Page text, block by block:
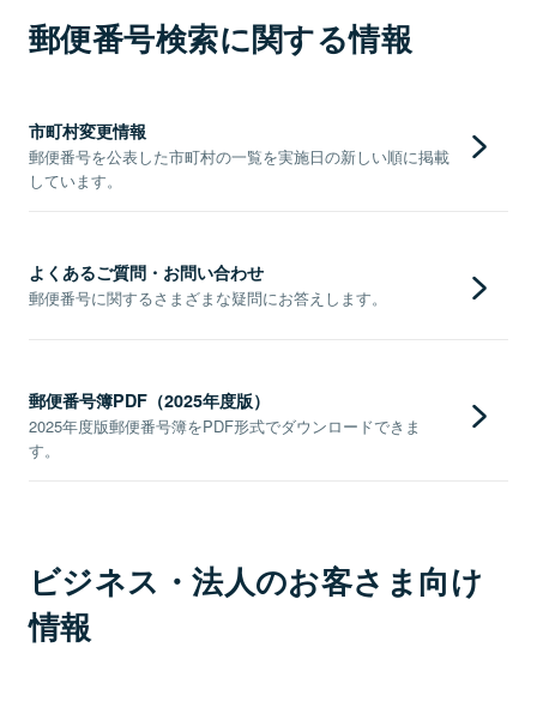
郵便番号検索に関する情報
市町村変更情報
郵便番号を公表した市町村の一覧を実施日の新しい順に掲載
しています。
よくあるご質問・お問い合わせ
郵便番号に関するさまざまな疑問にお答えします。
郵便番号簿PDF（2025年度版）
2025年度版郵便番号簿をPDF形式でダウンロードできま
す。
ビジネス・法人のお客さま向け
情報